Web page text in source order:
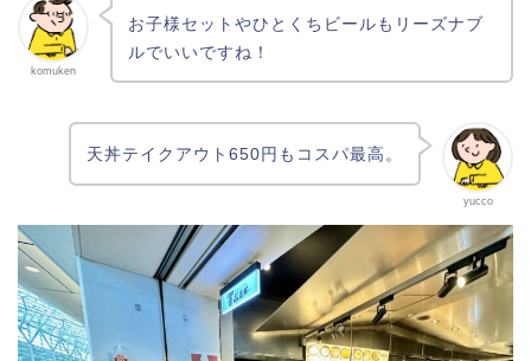
komuken
お子様セットやひとくちビールもリーズナブ
ルでいいですね！
yucco
天丼テイクアウト650円もコスパ最高。